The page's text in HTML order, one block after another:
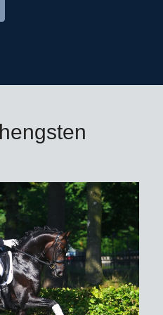
lait), Carloumino
(v. Chacco-Blue)
veiling
Diarado).
Z (v.
zus van de
uit de